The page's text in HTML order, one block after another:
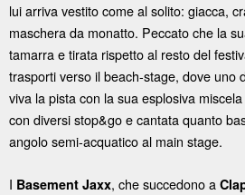
lui arriva vestito come al solito: giacca,
maschera da monatto. Peccato che la
tamarra e tirata rispetto al resto del
trasporti verso il beach-stage, dove uno
viva la pista con la sua esplosiva
con diversi stop&go e cantata quanto
angolo semi-acquatico al main stage.
I Basement Jaxx, che succedono a